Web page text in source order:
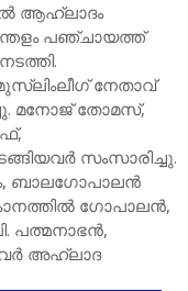
ആഹ്ലാദം
പഞ്ചായത്ത്
നേതാവ്
മനോജ് തോമസ്,
സംസാരിച്ചു.
ബാലഗോപാലൻ
ഗോപാലൻ,
പത്മനാഭൻ,
അഹ്ലാദ